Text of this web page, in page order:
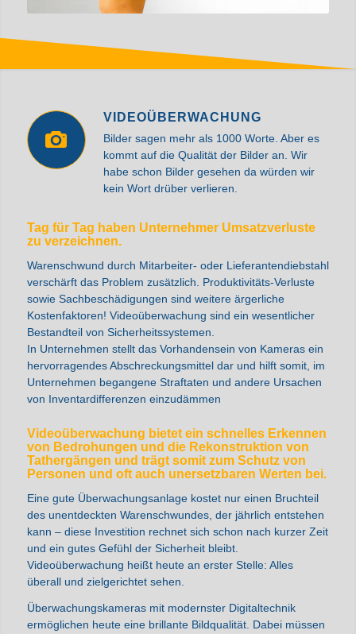
VIDEOÜBERWACHUNG
Bilder sagen mehr als 1000 Worte. Aber es
kommt auf die Qualität der Bilder an. Wir
habe schon Bilder gesehen da würden wir
kein Wort drüber verlieren.
Tag für Tag haben Unternehmer Umsatzverluste
zu verzeichnen.
Warenschwund durch Mitarbeiter- oder Lieferantendiebstahl
verschärft das Problem zusätzlich. Produktivitäts-Verluste
sowie Sachbeschädigungen sind weitere ärgerliche
Kostenfaktoren! Videoüberwachung sind ein wesentlicher
Bestandteil von Sicherheitssystemen.
In Unternehmen stellt das Vorhandensein von Kameras ein
hervorragendes Abschreckungsmittel dar und hilft somit, im
Unternehmen begangene Straftaten und andere Ursachen
von Inventardifferenzen einzudämmen
Videoüberwachung bietet ein schnelles Erkennen
von Bedrohungen und die Rekonstruktion von
Tathergängen und trägt somit zum Schutz von
Personen und oft auch unersetzbaren Werten bei.
Eine gute Überwachungsanlage kostet nur einen Bruchteil
des unentdeckten Warenschwundes, der jährlich entstehen
kann – diese Investition rechnet sich schon nach kurzer Zeit
und ein gutes Gefühl der Sicherheit bleibt.
Videoüberwachung heißt heute an erster Stelle: Alles
überall und zielgerichtet sehen.
Überwachungskameras mit modernster Digitaltechnik
ermöglichen heute eine brillante Bildqualität. Dabei müssen